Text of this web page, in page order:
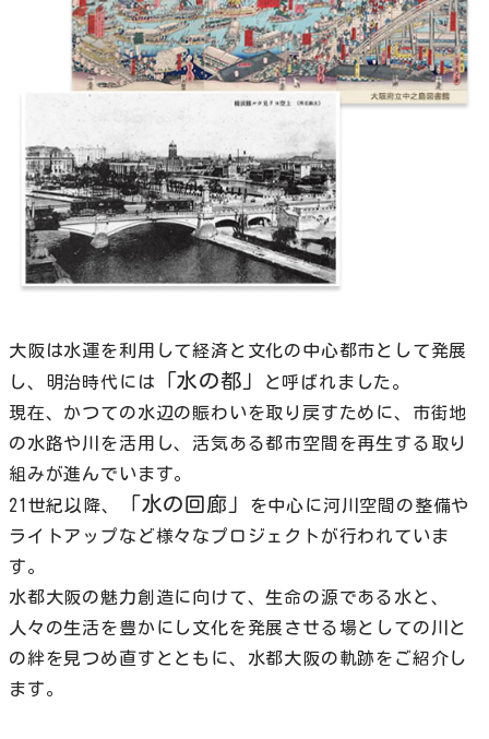
大阪は水運を利用して経済と文化の中心都市として発展
し、明治時代には
「水の都」
と呼ばれました。
現在、かつての水辺の賑わいを取り戻すために、市街地
の水路や川を活用し、活気ある都市空間を再生する取り
組みが進んでいます。
21世紀以降、
「水の回廊」
を中心に河川空間の整備や
ライトアップなど様々なプロジェクトが行われていま
す。
水都大阪の魅力創造に向けて、生命の源である水と、
人々の生活を豊かにし文化を発展させる場としての川と
の絆を見つめ直すとともに、水都大阪の軌跡をご紹介し
ます。